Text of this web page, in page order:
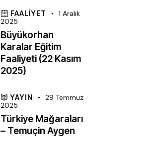
FAALIYET
1 Aralık
2025
Büyükorhan
Karalar Eğitim
Faaliyeti (22 Kasım
2025)
YAYIN
29 Temmuz
2025
Türkiye Mağaraları
– Temuçin Aygen